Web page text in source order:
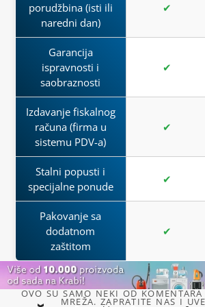
porudžbina (isti ili
naredni dan)
✔
Garancija
ispravnosti i
saobraznosti
✔
Izdavanje fiskalnog
računa (firma u
sistemu PDV-a)
✔
Stalni popusti i
specijalne ponude
✔
Pakovanje sa
dodatnom
zaštitom
✔
OVO SU SAMO NEKI OD
MREŽA. ZAPRATITE NAS I